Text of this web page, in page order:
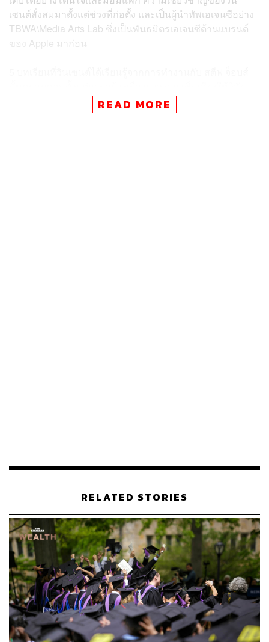
เซนต์สั่งสมมาตั้งแต่ช่วงที่ก่อตั้ง และเป็นผู้นำทัพเอเจนซีอย่าง
TBWA\Media Arts Lab ซึ่งเป็นพันธมิตรเอเจนซีด้านแบรนด์
ของ Apple มาก่อน
ทัศน์ด้วยการไม่มองถึงความเป็นอัจริยะของผู้ก่อตั้ง รวมถึง
การจดจำให้ขึ้นใจว่าผลิตภัณฑ์คือแบรนด์ การลุกขึ้นมาทำสิ่ง
ท่ามกลางความตั้งใจของผู้ประกอบการทุกราย ที่ล้วน
บริโภคในระยะยาว เพียงแต่สตาร์ทอัพส่วนใหญ่มักประสบ
ปัญหา และหลงทางในช่วง 3-5 ปีแรกของการสร้างฐาน
บริษัท
วินเซนต์พบว่าผู้ก่อตั้งบริษัทชั้นนำจะยึดมั่นสุดทางกับแรง
บันดาลใจสูงส่งที่มีอยู่ ข้อสรุปนี้ได้จากการทำงานกับผู้นำ
บริษัทแถวหน้าหลายคน ทั้งสตีฟ จ็อบส์ ที่วินเซนต์ได้ทำงาน
ร่วมกับ Apple มานานกว่าทศวรรษ และไบรอัน เชสกี ผู้ร่วม
ก่อตั้งและซีอีโอของ Airbnb จนกระทั่งมาเปิดบริษัท FNDR
วินเซนต์ได้พาบริษัทเข้าช่วย อีวาน สปีเกล (Evan Spiegel)
READ MORE
RELATED STORIES